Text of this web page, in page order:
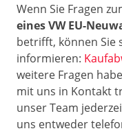
Wenn Sie Fragen
eines VWEU-
betrifft, können Sie
informieren:
weitere Fragen
mit uns in Kontakt
unser Team
uns entweder